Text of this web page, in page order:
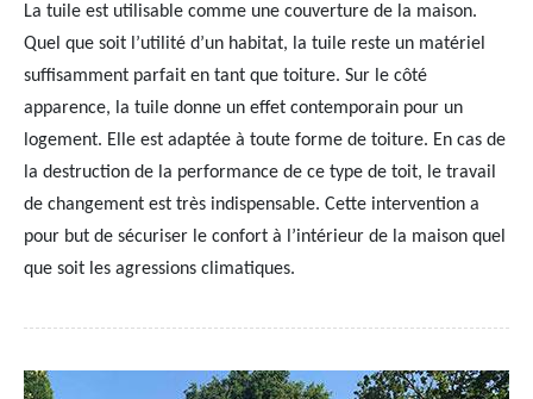
La tuile est utilisable comme une couverture de la maison.
Quel que soit l’utilité d’un habitat, la tuile reste un matériel
suffisamment parfait en tant que toiture. Sur le côté
apparence, la tuile donne un effet contemporain pour un
logement. Elle est adaptée à toute forme de toiture. En cas de
la destruction de la performance de ce type de toit, le travail
de changement est très indispensable. Cette intervention a
pour but de sécuriser le confort à l’intérieur de la maison quel
que soit les agressions climatiques.